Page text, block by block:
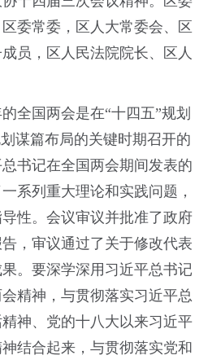
委常委，区人大常委会、区
员，区人民法院院长、区人
全国两会是在“十四五”规划
谋篇布局的关键时期召开的
书记在全国两会期间发表的
系列重大理论和实践问题，
性。会议审议并批准了政府
，审议通过了关于修改代表
。要深学深用习近平总书记
精神，与贯彻落实习近平总
神、党的十八大以来习近平
结合起来，与贯彻落实党和